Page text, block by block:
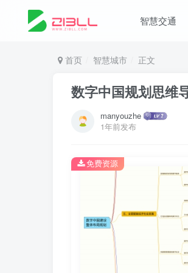
智慧交通
首页 智慧城市 正文
数字中国规划思维
manyouzhe
1年前发布
免费资源